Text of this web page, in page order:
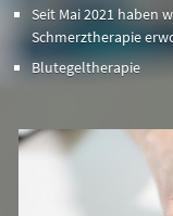
Seit Mai 2021 haben
Schmerztherapie
Blutegeltherapie